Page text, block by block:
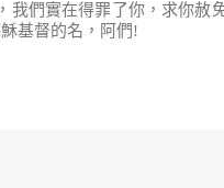
們實在得罪了你，求你赦
基督的名，阿們!